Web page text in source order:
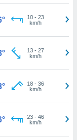
10- 23
km/h
13- 27
km/h
18- 36
km/h
23- 46
km/h